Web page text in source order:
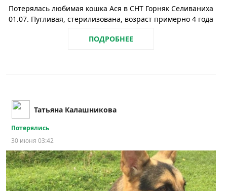
Потерялась любимая кошка Ася в СНТ Горняк Селиваниха
01.07. Пугливая, стерилизована, возраст примерно 4 года
ПОДРОБНЕЕ
Татьяна Калашникова
Потерялись
30 июня 03:42